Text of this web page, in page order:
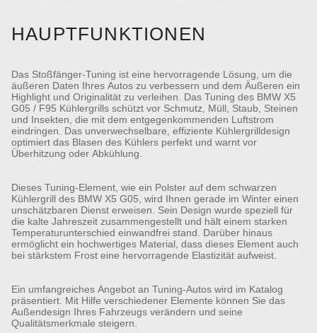
HAUPTFUNKTIONEN
Das Stoßfänger-Tuning ist eine hervorragende Lösung, um die
äußeren Daten Ihres Autos zu verbessern und dem Äußeren ein
Highlight und Originalität zu verleihen. Das Tuning des BMW X5
G05 / F95 Kühlergrills schützt vor Schmutz, Müll, Staub, Steinen
und Insekten, die mit dem entgegenkommenden Luftstrom
eindringen. Das unverwechselbare, effiziente Kühlergrilldesign
optimiert das Blasen des Kühlers perfekt und warnt vor
Überhitzung oder Abkühlung.
Dieses Tuning-Element, wie ein Polster auf dem schwarzen
Kühlergrill des BMW X5 G05, wird Ihnen gerade im Winter einen
unschätzbaren Dienst erweisen. Sein Design wurde speziell für
die kalte Jahreszeit zusammengestellt und hält einem starken
Temperaturunterschied einwandfrei stand. Darüber hinaus
ermöglicht ein hochwertiges Material, dass dieses Element auch
bei stärkstem Frost eine hervorragende Elastizität aufweist.
Ein umfangreiches Angebot an Tuning-Autos wird im Katalog
präsentiert. Mit Hilfe verschiedener Elemente können Sie das
Außendesign Ihres Fahrzeugs verändern und seine
Qualitätsmerkmale steigern.